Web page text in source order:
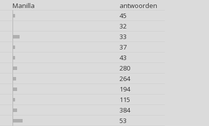
Manilla
antwoorden
45
32
33
37
43
280
264
194
115
384
53